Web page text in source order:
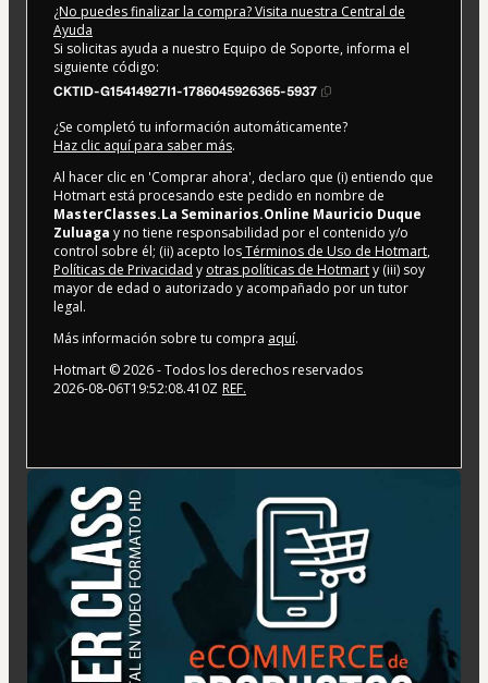
¿No puedes finalizar la compra? Visita nuestra Central de
Ayuda
Si solicitas ayuda a nuestro Equipo de Soporte, informa el
siguiente código:
CKTID-G15414927I1-1786045926365-5937
¿Se completó tu información automáticamente?
Haz clic aquí para saber más.
Al hacer clic en 'Comprar ahora', declaro que (i) entiendo que
Hotmart está procesando este pedido en nombre de
MasterClasses.La Seminarios.Online Mauricio Duque
Zuluaga y no tiene responsabilidad por el contenido y/o
control sobre él; (ii) acepto losTérminos de Uso de Hotmart,
Políticas de Privacidad y otras políticas de Hotmarty (iii) soy
mayor de edad o autorizado y acompañado por un tutor
legal.
Más información sobre tu compra aquí.
Hotmart ©2026- Todos los derechos reservados
2026-08-06T19:52:08.410Z REF.